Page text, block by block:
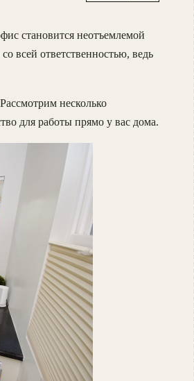
становится неотъемлемой
всей ответственностью, ведь
несколько
для работы прямо у вас дома.